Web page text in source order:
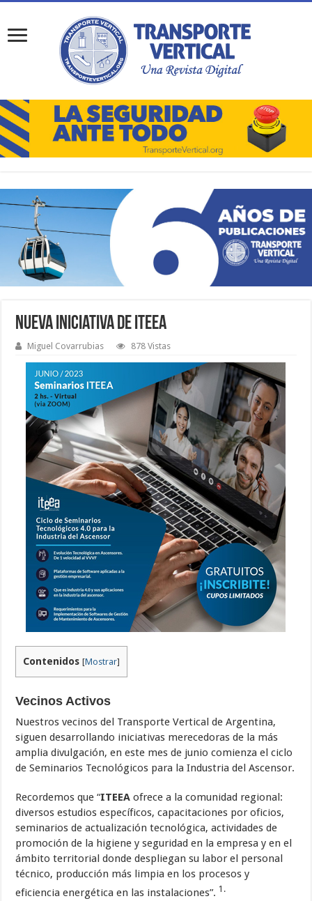
Nueva Iniciativa de Iteea
Miguel Covarrubias 878 Vistas
Contenidos [Mostrar]
Vecinos Activos
Nuestros vecinos del Transporte Vertical de Argentina,
siguen desarrollando iniciativas merecedoras de la más
amplia divulgación, en este mes de junio comienza el ciclo
de Seminarios Tecnológicos para la Industria del Ascensor.
Recordemos que “ITEEA ofrece a la comunidad regional:
diversos estudios específicos, capacitaciones por oficios,
seminarios de actualización tecnológica, actividades de
promoción de la higiene y seguridad en la empresa y en el
ámbito territorial donde despliegan su labor el personal
técnico, producción más limpia en los procesos y
eficiencia energética en las instalaciones”. 1.